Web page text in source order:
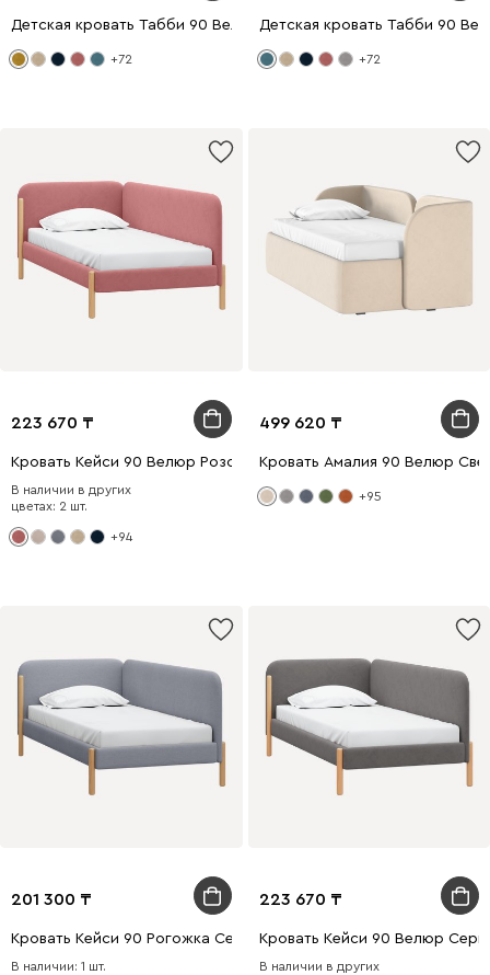
Детская кровать Табби 90 Велюр Горчичный
+72
Детская кровать Табби 90
+72
223 670
Кровать Кейси 90 Велюр Розовый
В наличии в других
цветах: 2 шт.
+94
499 620
Кровать Амалия 90 Велюр
+95
201 300
Кровать Кейси 90 Рогожка Серый
В наличии: 1 шт.
223 670
Кровать Кейси 90 Велюр
В наличии в других